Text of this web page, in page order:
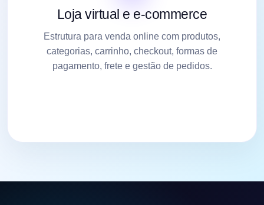
Loja virtual e e-commerce
Estrutura para venda online com produtos,
categorias, carrinho, checkout, formas de
pagamento, frete e gestão de pedidos.